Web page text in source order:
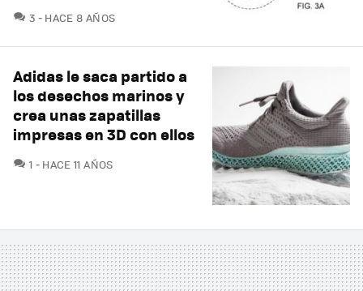
3 COMENTARIOS
HACE 8 AÑOS
Adidas le saca partido a
los desechos marinos y
crea unas zapatillas
impresas en 3D con ellos
1 COMENTARIOS
HACE 11 AÑOS